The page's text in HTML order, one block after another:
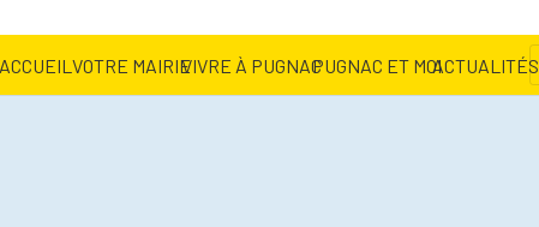
ACCUEILVOTRE MAIRIEVIVRE À PUGNACPUGNAC ET MOIACTUALITÉS